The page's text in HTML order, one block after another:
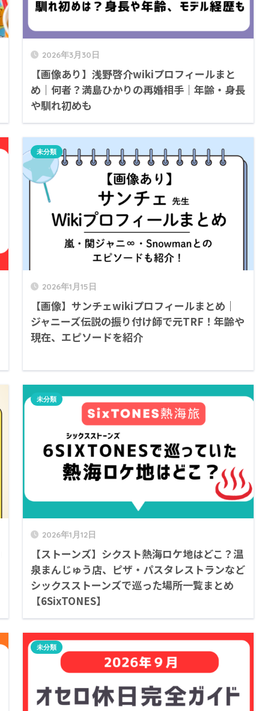
2026年3月30日
【画像あり】浅野啓介wikiプロフィールまと
め｜何者？満島ひかりの再婚相手｜年齢・身長
や馴れ初めも
2026年1月15日
【画像】サンチェwikiプロフィールまとめ｜
ジャニーズ伝説の振り付け師で元TRF！年齢や
現在、エピソードを紹介
未分類
2026年1月12日
【ストーンズ】シクスト熱海ロケ地はどこ？温
泉まんじゅう店、ピザ・パスタレストランなど
シックスストーンズで巡った場所一覧まとめ
【6SixTONES】
未分類
未分類